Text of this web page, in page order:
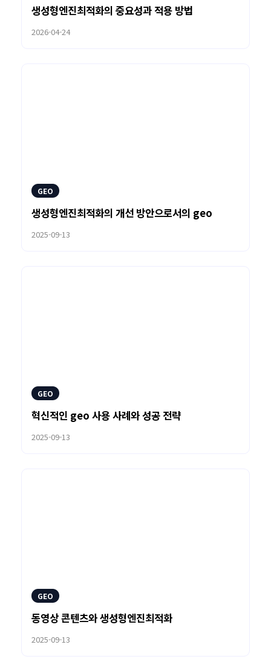
생성형엔진최적화의 중요성과 적용 방법
2026-04-24
GEO
생성형엔진최적화의 개선 방안으로서의 geo
2025-09-13
GEO
혁신적인 geo 사용 사례와 성공 전략
2025-09-13
GEO
동영상 콘텐츠와 생성형엔진최적화
2025-09-13